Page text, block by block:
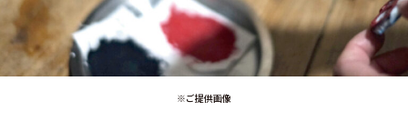
※ご提供画像